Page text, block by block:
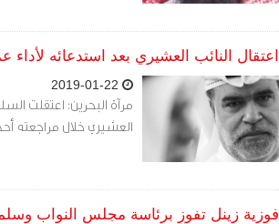
اعتقال النائب العشيري بعد استدعائه
العشيري خلال مراجعته
فوزية زينل تفوز برئاسة مجلس النواب وسلمان